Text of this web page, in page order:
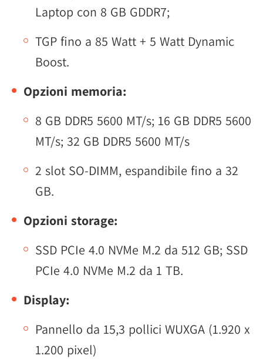
Laptop con 8 GB GDDR7;
TGP fino a 85 Watt + 5 Watt Dynamic
Boost.
Opzioni memoria:
8 GB DDR5 5600 MT/s; 16 GB DDR5 5600
MT/s; 32 GB DDR5 5600 MT/s
2 slot SO-DIMM, espandibile fino a 32
GB.
Opzioni storage:
SSD PCIe 4.0 NVMe M.2 da 512 GB; SSD
PCIe 4.0 NVMe M.2 da 1 TB.
Display:
Pannello da 15,3 pollici WUXGA (1.920 x
1.200 pixel)